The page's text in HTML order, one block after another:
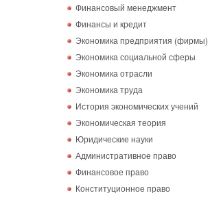
Финансовый менеджмент
Финансы и кредит
Экономика предприятия (фирмы)
Экономика социальной сферы
Экономика отрасли
Экономика труда
История экономических учений
Экономическая теория
Юридические науки
Административное право
Финансовое право
Конституционное право